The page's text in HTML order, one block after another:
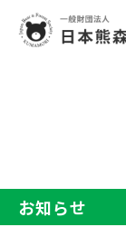
お知らせ